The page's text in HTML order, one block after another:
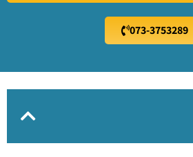
073-3753289